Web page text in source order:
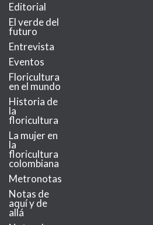
Editorial
El verde del
futuro
Entrevista
Eventos
Floricultura
en el mundo
Historia de
la
floricultura
La mujer en
la
floricultura
colombiana
Metronotas
Notas de
aquí y de
allá